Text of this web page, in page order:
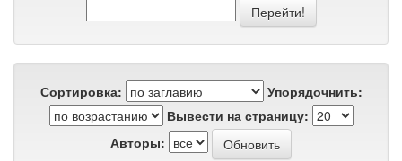
Сортировка:
Упорядочнить:
Вывести на страницу:
Авторы: